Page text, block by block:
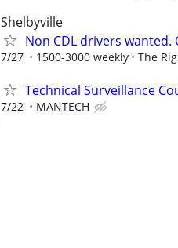
Shelbyville
Non CDL drivers
7/27 1500-3000 weekly The
Technical Surveillance
7/22 MANTECH